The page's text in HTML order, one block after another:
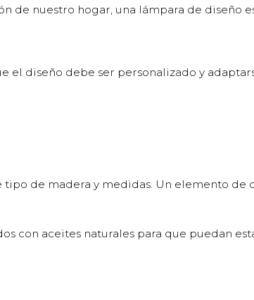
de nuestro hogar, una lámpara de
el diseño debe ser personalizado y
de madera y medidas. Un elemento de
con aceites naturales para que puedan